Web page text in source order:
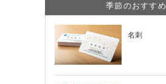
季節のおすすめ
名刺